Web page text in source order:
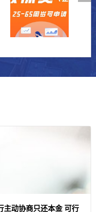
主动协商只还本金 可行